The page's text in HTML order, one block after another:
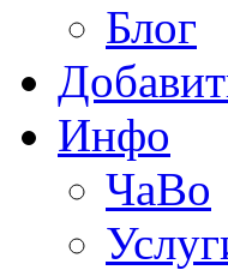
Блог
Инфо
ЧаВо